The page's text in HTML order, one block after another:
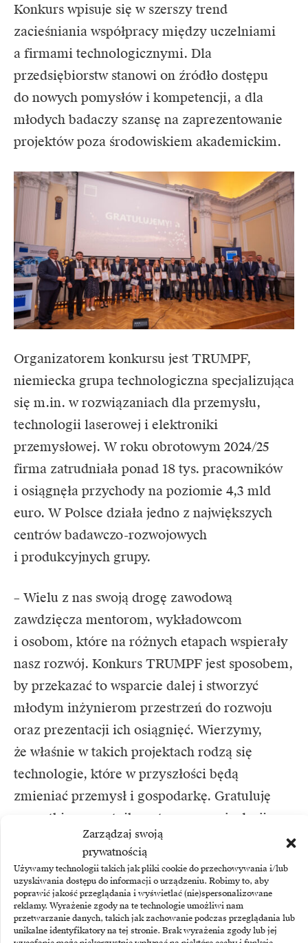
Zarządzaj swoją
prywatnością
Używamy technologii takich jak pliki cookie do przechowywania i/lub
uzyskiwania dostępu do informacji o urządzeniu. Robimy to, aby
poprawić jakość przeglądania i wyświetlać (nie)spersonalizowane
reklamy. Wyrażenie zgody na te technologie umożliwi nam
przetwarzanie danych, takich jak zachowanie podczas przeglądania lub
unikalne identyfikatory na tej stronie. Brak wyrażenia zgody lub jej
Konkurs wpisuje się w szerszy trend
zacieśniania współpracy między uczelniami
a firmami technologicznymi. Dla
przedsiębiorstw stanowi on źródło dostępu
do nowych pomysłów i kompetencji, a dla
młodych badaczy szansę na zaprezentowanie
projektów poza środowiskiem akademickim.
Organizatorem konkursu jest TRUMPF,
niemiecka grupa technologiczna specjalizująca
się m.in. w rozwiązaniach dla przemysłu,
technologii laserowej i elektroniki
przemysłowej. W roku obrotowym 2024/25
firma zatrudniała ponad 18 tys. pracowników
i osiągnęła przychody na poziomie 4,3 mld
euro. W Polsce działa jedno z największych
centrów badawczo-rozwojowych
i produkcyjnych grupy.
– Wielu z nas swoją drogę zawodową
zawdzięcza mentorom, wykładowcom
i osobom, które na różnych etapach wspierały
nasz rozwój. Konkurs TRUMPF jest sposobem,
by przekazać to wsparcie dalej i stworzyć
młodym inżynierom przestrzeń do rozwoju
oraz prezentacji ich osiągnięć. Wierzymy,
że właśnie w takich projektach rodzą się
technologie, które w przyszłości będą
zmieniać przemysł i gospodarkę. Gratuluję
wszystkim uczestnikom tegorocznej edycji,
niezależnie od miejsca w finale. Jesteśmy
pod ogromnym wrażeniem poziomu
zgłoszonych prac i dumni, że możemy
wspierać kolejne pokolenie polskich
inżynierów oraz naukowców – mówi dr Rafał